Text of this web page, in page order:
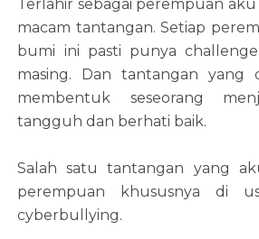
Terlahir sebagai perempuan
macam tantangan. Setiap
bumi ini pasti punya
masing. Dan tantangan yang
membentuk seseorang
tangguh dan berhati baik.
Salah satu tantangan yang
perempuan khususnya di
cyberbullying.